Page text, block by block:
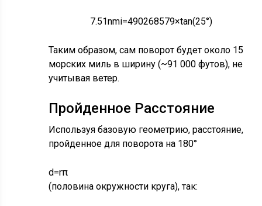
7.51nmi=490268579×tan(25°)
Таким образом, сам поворот будет около 15
морских миль в ширину (~91 000 футов), не
учитывая ветер.
Пройденное Расстояние
Используя базовую геометрию, расстояние,
пройденное для поворота на 180°
D =
d=rπ
(половина окружности круга), так: